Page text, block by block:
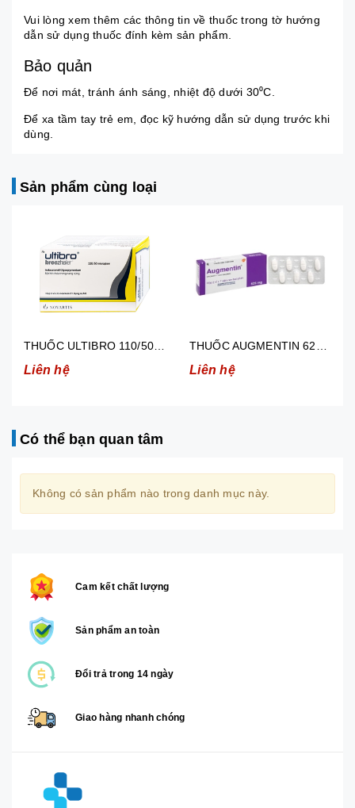
Vui lòng xem thêm các thông tin về thuốc trong tờ hướng
dẫn sử dụng thuốc đính kèm sản phẩm.
Bảo quản
Để nơi mát, tránh ánh sáng, nhiệt độ dưới 30⁰C.
Để xa tầm tay trẻ em, đọc kỹ hướng dẫn sử dụng trước khi
dùng.
Sản phẩm cùng loại
THUỐC ULTIBRO 110/50 mcg ( 3 VỈ X 10 VIÊN KÈM 1 DỤNG CỤ HÍT )
Liên hệ Liên hệ
Có thể bạn quan tâm
Không có sản phẩm nào trong danh mục này.
Cam kết chất lượng
Sản phẩm an toàn
Đổi trả trong 14 ngày
Giao hàng nhanh chóng